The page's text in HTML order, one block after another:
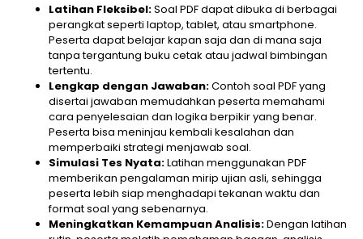
Latihan Fleksibel:Soal PDF dapat dibuka di berbagai
perangkat seperti laptop, tablet, atau smartphone.
Peserta dapat belajar kapan saja dan di mana saja
tanpa tergantung buku cetak atau jadwal bimbingan
tertentu.
Lengkap dengan Jawaban:Contoh soal PDF yang
disertai jawaban memudahkan peserta memahami
cara penyelesaian dan logika berpikir yang benar.
Peserta bisa meninjau kembali kesalahan dan
memperbaiki strategi menjawab soal.
Simulasi Tes Nyata:Latihan menggunakan PDF
memberikan pengalaman mirip ujian asli, sehingga
peserta lebih siap menghadapi tekanan waktu dan
format soal yang sebenarnya.
Meningkatkan Kemampuan Analisis:Dengan latihan